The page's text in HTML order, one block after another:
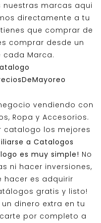
marcas aqui
directamente a tu
que comprar de
comprar desde un
Marca.
vendiendo con
Ropa y Accesorios.
catalogo los mejores
a Catalogos
es muy simple! No
ni hacer inversiones,
hacer es adquirir
gratis y listo!
dinero extra en tu
por completo a